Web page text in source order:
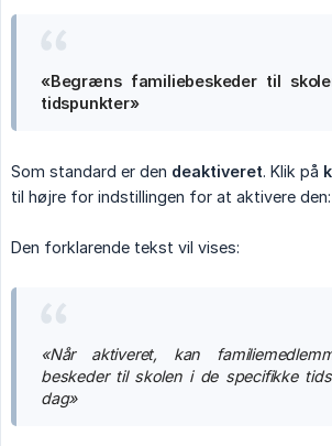
«Begræns familiebeskeder til
tidspunkter»
Som standard er den deaktiveret. Klik på
til højre for indstillingen for at aktivere
Den forklarende tekst vil vises:
«Når aktiveret, kan
beskeder til skolen i de specifikke
dag»